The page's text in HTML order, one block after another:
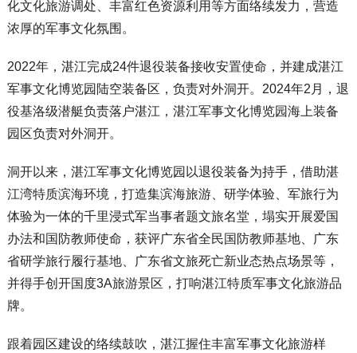
化文化旅游调处、丰富红色资源利用等方面络续发力，营造
浓厚的军事文化氛围。
2022年，湛江完成24件退役装备接收安置使命，并建成湛江
军事文化博览园陆空装备区，负责对外洞开。2024年2月，退
役基洛级潜艇负责落户湛江，湛江军事文化博览园海上装备
园区负责对外洞开。
洞开以来，湛江军事文化博览园以退役装备为持手，借助湛
江湾特质滨海环境，打造集滨海旅游、研学体验、军旅行为
体验为一体的千里浸式军当事者题文旅名堂，塌实开展爱国
办法和国防教师使命，获评广东省全民国防教师基地、广东
省研学旅行履行基地、广东省文旅死亡新业态热点场景等，
并得手创开国度3A旅游景区，打响湛江特质军事文化旅游品
牌。
跟着园区建设的络续鼓吹，湛江握住丰富军事文化旅游样